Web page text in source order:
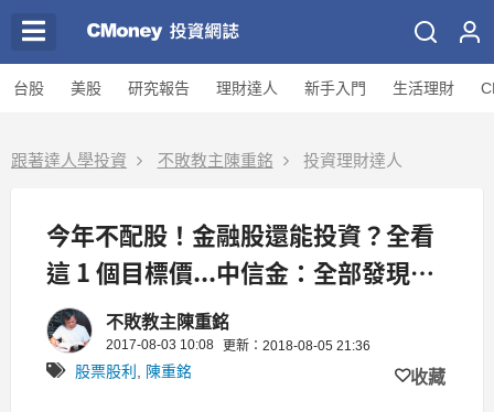
台股 美股 研究報告 理財達人 新手入門 生活理財
跟著達人學投資 不敗教主陳重銘 投資理財達人
今年不配股！金融股還能投資？全看
這 1 個目標價...中信金：全部發現
金，殖利率擬配 5％！
不敗教主陳重銘
2017-08-03 10:08 更新：2018-08-05 21:36
股票股利 陳重銘 收藏